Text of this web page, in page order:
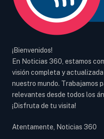
¡Bienvenidos!
En Noticias 360, estamos
visión completa y
nuestro mundo. Trabajamos
relevantes desde todos los
¡Disfruta de tu visita!
Atentamente, Noticias 360